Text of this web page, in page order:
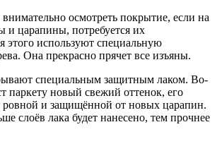
внимательно осмотреть покрытие, если на
и царапины, потребуется их
этого используют специальную
Она прекрасно прячет все изъяны.
специальным защитным лаком. Во-
паркету новый свежий оттенок, его
ровной и защищённой от новых царапин.
слоёв лака будет нанесено, тем прочнее